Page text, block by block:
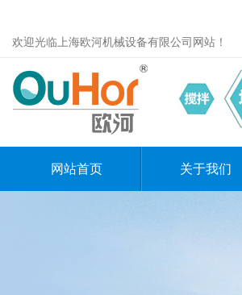
欢迎光临上海欧河机械设备有限公司网站！
网站首页 关于我们